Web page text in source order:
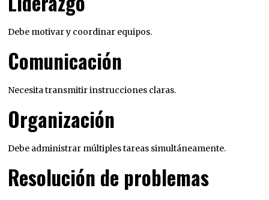
Debe motivar y coordinar equipos.
Comunicación
Necesita transmitir instrucciones claras.
Organización
Debe administrar múltiples tareas simultáneamente.
Resolución de problemas